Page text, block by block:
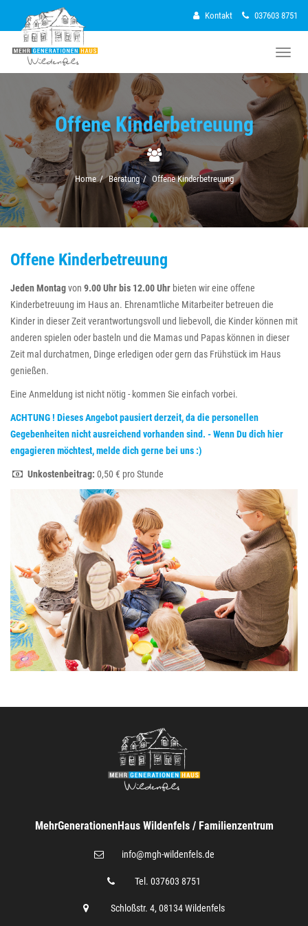
Kontakt 037603 8751
Offene Kinderbetreuung
Home Beratung Offene Kinderbetreuung
Offene Kinderbetreuung
Jeden Montagvon 9.00 Uhr bis 12.00 Uhr bieten wir eine offene
Kinderbetreuung im Haus an. Ehrenamtliche Mitarbeiter betreuen die
Kinder in dieser Zeit verantwortungsvoll und liebevoll, die Kinder können mit
anderen spielen oder basteln und die Mamas und Papas können in dieser
Zeit mal durchatmen, Dinge erledigen oder gern das Frühstück im Haus
genießen.
Eine Anmeldung ist nicht nötig - kommen Sie einfach vorbei.
ACHTUNG ! Dieses Angebot pausiert derzeit, da die personellen
Gegebenheiten nicht ausreichend vorhanden sind. - Wenn Du dich hier
engagieren möchtest, melde dich gerne bei uns :)
Unkostenbeitrag: 0,50 € pro Stunde
MehrGenerationenHaus Wildenfels / Familienzentrum
info@mgh-wildenfels.de
Tel. 037603 8751
Schloßstr. 4, 08134 Wildenfels